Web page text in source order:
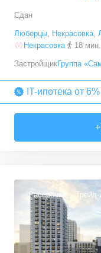
Сдан
Люберцы, Некрасовка,
Некрасовка
18 мин.
ЗастройщикГруппа
IT-ипотека от
Рассрочка Трейд-